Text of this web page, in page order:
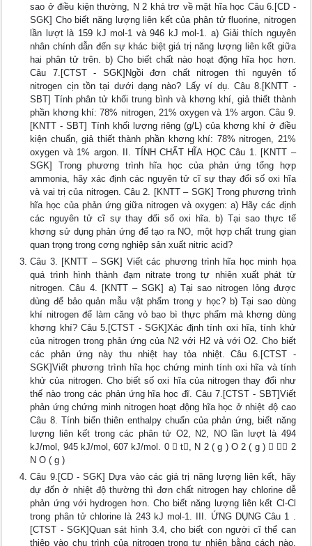
sao ở điều kiện thường, N 2 khá trơ về mặt hĩa học Câu 6.[CD -
SGK] Cho biết năng lượng liên kết của phân tử fluorine, nitrogen
lần lượt là 159 kJ mol-1 và 946 kJ mol-1. a) Giải thích nguyên
nhân chính dẫn đến sự khác biệt giá trị năng lượng liên kết giữa
hai phân tử trên. b) Cho biết chất nào hoạt động hĩa học hơn.
Câu 7.[CTST - SGK]Ngồi đơn chất nitrogen thì nguyên tố
nitrogen cịn tồn tại dưới dạng nào? Lấy ví dụ. Câu 8.[KNTT -
SBT] Tính phân tử khối trung bình và khơng khí, giả thiết thành
phần khơng khí: 78% nitrogen, 21% oxygen và 1% argon. Câu 9.
[KNTT - SBT] Tính khối lượng riêng (g/L) của khơng khí ở điều
kiện chuẩn, giả thiết thành phần khơng khí: 78% nitrogen, 21%
oxygen và 1% argon. II. TÍNH CHẤT HĨA HỌC Câu 1. [KNTT –
SGK] Trong phương trình hĩa học của phản ứng tổng hợp
ammonia, hãy xác định các nguyên tử cĩ sự thay đổi số oxi hĩa
và vai trị của nitrogen. Câu 2. [KNTT – SGK] Trong phương trình
hĩa học của phản ứng giữa nitrogen và oxygen: a) Hãy các định
các nguyên tử cĩ sự thay đối số oxi hĩa. b) Tại sao thực tế
khơng sử dụng phản ứng để tạo ra NO, một hợp chất trung gian
quan trọng trong cơng nghiệp sản xuất nitric acid?
Câu 3. [KNTT – SGK] Viết các phương trình hĩa học minh họa
quá trình hình thành đạm nitrate trong tự nhiên xuất phát từ
nitrogen. Câu 4. [KNTT – SGK] a) Tại sao nitrogen lỏng được
dùng để bảo quản mẫu vật phẩm trong y học? b) Tại sao dùng
khí nitrogen để làm căng vỏ bao bì thực phẩm mà khơng dùng
khơng khí? Câu 5.[CTST - SGK]Xác định tính oxi hĩa, tính khử
của nitrogen trong phản ứng của N2 với H2 và với O2. Cho biết
các phản ứng này thu nhiệt hay tỏa nhiệt. Câu 6.[CTST -
SGK]Viết phương trình hĩa học chứng minh tính oxi hĩa và tính
khử của nitrogen. Cho biết số oxi hĩa của nitrogen thay đổi như
thế nào trong các phản ứng hĩa học đĩ. Câu 7.[CTST - SBT]Viết
phản ứng chứng minh nitrogen hoạt động hĩa học ở nhiệt độ cao
Câu 8. Tính biến thiên enthalpy chuẩn của phản ứng, biết năng
lượng liên kết trong các phân tử O2, N2, NO lần lượt là 494
kJ/mol, 945 kJ/mol, 607 kJ/mol. 0  t, N 2 ( g ) O 2 ( g )   2
N O ( g )
Câu 9.[CD - SGK] Dựa vào các giá trị năng lượng liên kết, hãy
dự đốn ở nhiệt độ thường thì đơn chất nitrogen hay chlorine dễ
phản ứng với hydrogen hơn. Cho biết năng lượng liên kết Cl-Cl
trong phân tử chlorine là 243 kJ mol-1. III. ỨNG DỤNG Câu 1 .
[CTST - SGK]Quan sát hình 3.4, cho biết con người cĩ thể can
thiệp vào chu trình của nitrogen trong tự nhiên bằng cách nào.